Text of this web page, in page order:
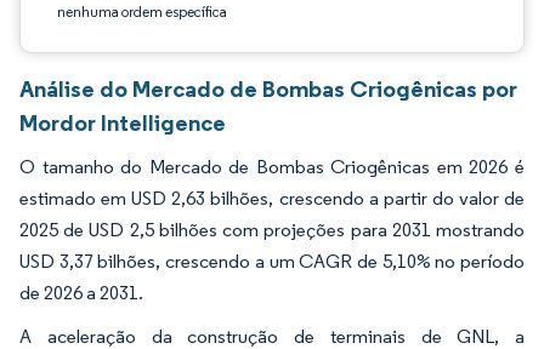
nenhuma ordem específica
Análise do Mercado de Bombas Criogênicas por
Mordor Intelligence
O tamanho do Mercado de Bombas Criogênicas em 2026 é
estimado em USD 2,63 bilhões, crescendo a partir do valor de
2025 de USD 2,5 bilhões com projeções para 2031 mostrando
USD 3,37 bilhões, crescendo a um CAGR de 5,10% no período
de 2026 a 2031.
A aceleração da construção de terminais de GNL, a